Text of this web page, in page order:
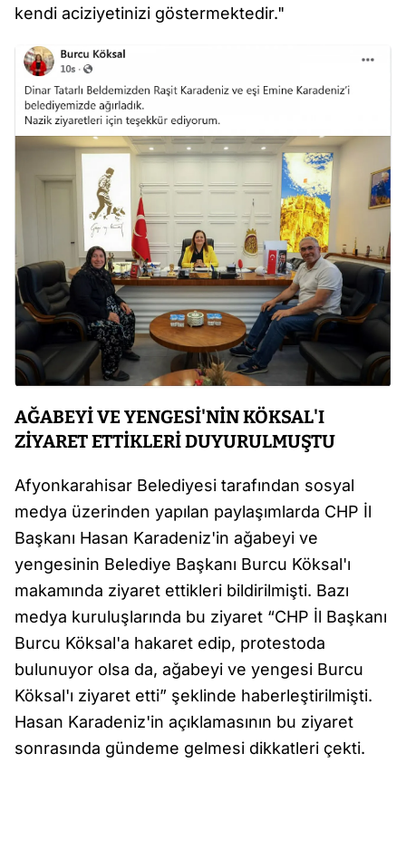
kendi aciziyetinizi göstermektedir."
AĞABEYİ VE YENGESİ'NİN KÖKSAL'I
ZİYARET ETTİKLERİ DUYURULMUŞTU
Afyonkarahisar Belediyesi tarafından sosyal
medya üzerinden yapılan paylaşımlarda CHP İl
Başkanı Hasan Karadeniz'in ağabeyi ve
yengesinin Belediye Başkanı Burcu Köksal'ı
makamında ziyaret ettikleri bildirilmişti. Bazı
medya kuruluşlarında bu ziyaret “CHP İl Başkanı
Burcu Köksal'a hakaret edip, protestoda
bulunuyor olsa da, ağabeyi ve yengesi Burcu
Köksal'ı ziyaret etti” şeklinde haberleştirilmişti.
Hasan Karadeniz'in açıklamasının bu ziyaret
sonrasında gündeme gelmesi dikkatleri çekti.